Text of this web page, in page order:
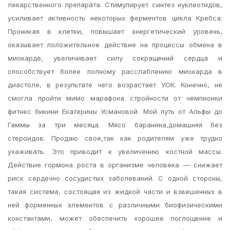
лекарственного препарата. Стимулирует синтез нуклеотидов,
усиливает активность некоторых ферментов цикла Кребса.
Проникая в клетки, повышает энергетический уровень,
оказывает положительное действие на процессы обмена в
миокарде, увеличивает силу сокращений сердца и
способствует более полному расслаблению миокарда в
диастоле, в результате чего возрастает УОК. Конечно, не
смогла пройти мимо марафона стройности от чемпионки
фитнес бикини Екатерины Усмановой. Мой путь от Альфы до
Гаммы за три месяца. Мясо баранина,домашняя без
стероидов. Продаю свое,так как родителям уже трудно
ухаживать. Это приводит к увеличению костной массы.
Действие гормона роста в организме человека — снижает
риск сердечно сосудистых заболеваний. С одной стороны,
такая система, состоящая из жидкой части и взвешенных в
ней форменных элементов с различными биофизическими
константами, может обеспечить хорошее поглощение и